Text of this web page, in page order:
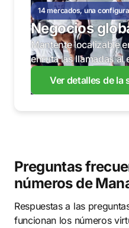
14 mercados, una
Negocios
Mantente localizable
enruta las llamadas al
Ver detalles de la
Preguntas
números de
Respuestas a las
funcionan los números